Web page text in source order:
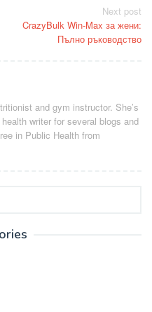
Next post
CrazyBulk Win-Max за жени:
Пълно ръководство
and gym instructor. She’s
writer for several blogs and
in Public Health from